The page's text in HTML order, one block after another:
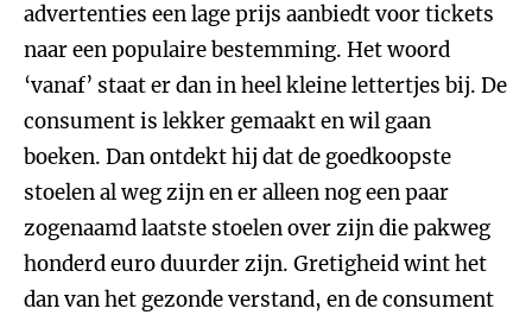
advertenties een lage prijs aanbiedt voor tickets
naar een populaire bestemming. Het woord
‘vanaf’ staat er dan in heel kleine lettertjes bij. De
consument is lekker gemaakt en wil gaan
boeken. Dan ontdekt hij dat de goedkoopste
stoelen al weg zijn en er alleen nog een paar
zogenaamd laatste stoelen over zijn die pakweg
honderd euro duurder zijn. Gretigheid wint het
dan van het gezonde verstand, en de consument